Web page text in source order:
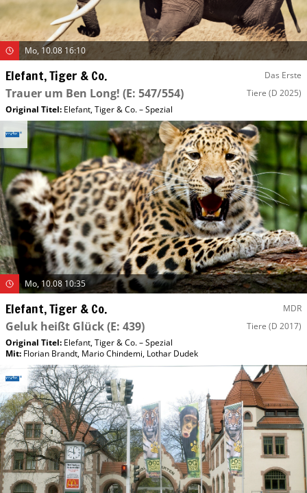
Mo, 10.08 16:10
Elefant, Tiger & Co. Das Erste
Trauer um Ben Long! (E: 547/554) Tiere (D 2025)
Original Titel: Elefant, Tiger & Co. – Spezial
Mo, 10.08 10:35
Elefant, Tiger & Co. MDR
Geluk heißt Glück(E: 439) Tiere (D 2017)
Original Titel: Elefant, Tiger & Co. – Spezial
Mit: Florian Brandt, Mario Chindemi, Lothar Dudek